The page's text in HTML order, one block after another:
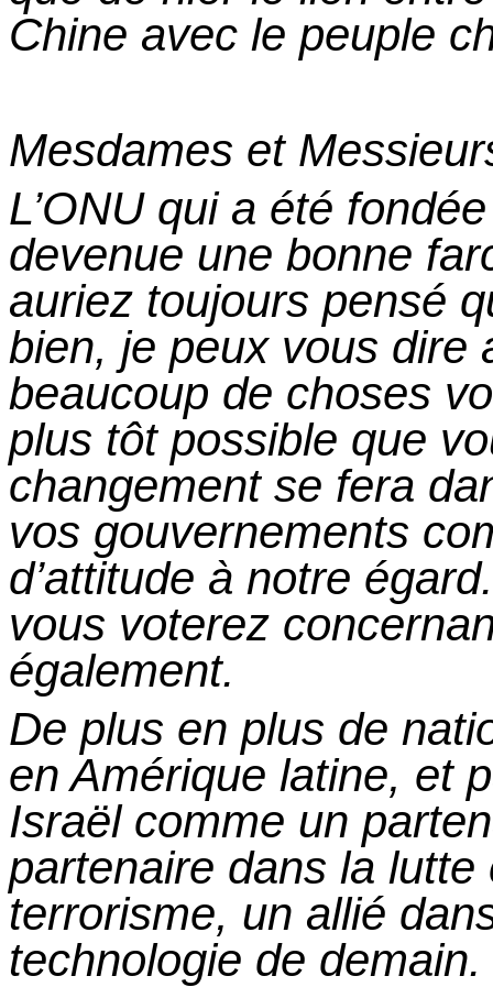
Chine avec le peuple
Mesdames et
L’ONU qui a été
devenue une bonne
auriez toujours pensé
bien, je peux vous dire
beaucoup de choses
plus tôt possible que
changement se fera
vos gouvernements
d’attitude à notre
vous voterez
également.
De plus en plus de
en Amérique latine, et
Israël comme un
partenaire dans la
terrorisme, un allié
technologie de demain.